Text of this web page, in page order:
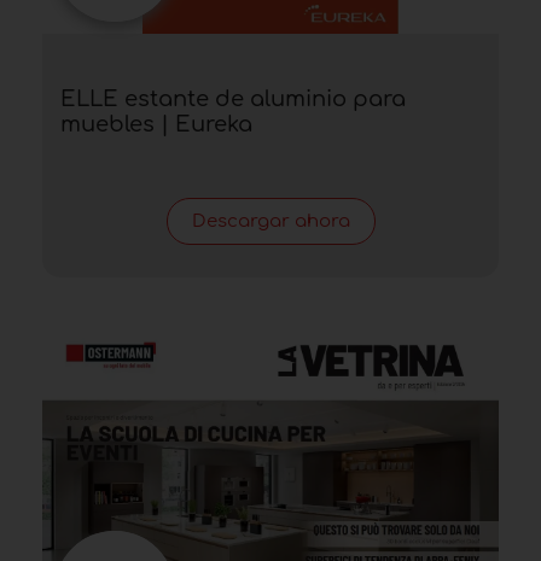
ELLE estante de aluminio para
muebles | Eureka
Descargar ahora